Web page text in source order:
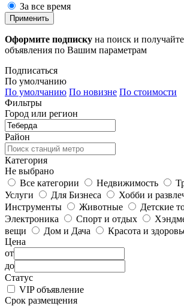
За все время
Применить
Оформите подписку на поиск и
объявления по Вашим параметрам
Подписаться
По умолчанию
По умолчанию По новизне По стоимости
Фильтры
Город или регион
Район
Категория
Не выбрано
Все категории
Недвижимость
Услуги
Для Бизнеса
Хобби и
Инструменты
Животные
Детские
Электроника
Спорт и отдых
вещи
Дом и Дача Красота и
Цена
от
до
Статус
VIP объявление
Срок размещения